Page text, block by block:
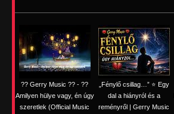
?? Gerry Music ?? - ??
Amilyen hülye vagy, én úgy
szeretlek (Official Music
„Fénylő csillag…” ⭐ Egy
dal a hiányról és a
reményről | Gerry Music